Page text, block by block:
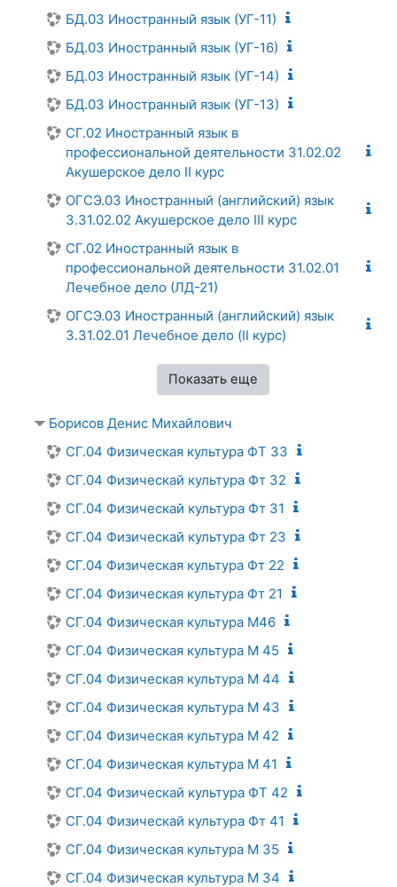
БД.03 Иностранный язык (УГ-11)
БД.03 Иностранный язык (УГ-16)
БД.03 Иностранный язык (УГ-14)
БД.03 Иностранный язык (УГ-13)
СГ.02 Иностранный язык в
профессиональной деятельности 31.02.02
Акушерское дело II курс
ОГСЭ.03 Иностранный (английский) язык
3.31.02.02 Акушерское дело III курс
СГ.02 Иностранный язык в
профессиональной деятельности 31.02.01
Лечебное дело (ЛД-21)
ОГСЭ.03 Иностранный (английский) язык
3.31.02.01 Лечебное дело (II курс)
Показать еще
Борисов Денис Михайлович
СГ.04 Физическая культура ФТ 33
СГ.04 Физическай культура Фт 32
СГ.04 Физическай культура Фт 31
СГ.04 Физическай культура Фт 23
СГ.04 Физическая культура Фт 22
СГ.04 Физическая культура Фт 21
СГ.04 Физическая культура М46
СГ.04 Физическая культура М 45
СГ.04 Физическая культура М 44
СГ.04 Физическая культура М 43
СГ.04 Физическая культура М 42
СГ.04 Физическая культура М 41
СГ.04 Физическай культура ФТ 42
СГ.04 Физическай культура Фт 41
СГ.04 Физическая культура М 35
СГ.04 Физическая культура М 34